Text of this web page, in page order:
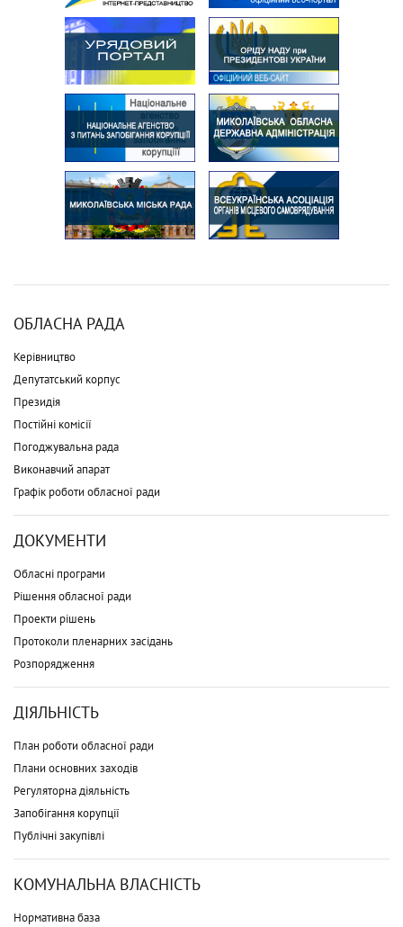
ОБЛАСНА РАДА
Керівництво
Депутатський корпус
Президія
Постійні комісії
Погоджувальна рада
Виконавчий апарат
Графік роботи обласної ради
ДОКУМЕНТИ
Обласні програми
Рішення обласної ради
Проекти рішень
Протоколи пленарних засідань
Розпорядження
ДІЯЛЬНІСТЬ
План роботи обласної ради
Плани основних заходів
Регуляторна діяльність
Запобігання корупції
Публічні закупівлі
КОМУНАЛЬНА ВЛАСНІСТЬ
Нормативна база